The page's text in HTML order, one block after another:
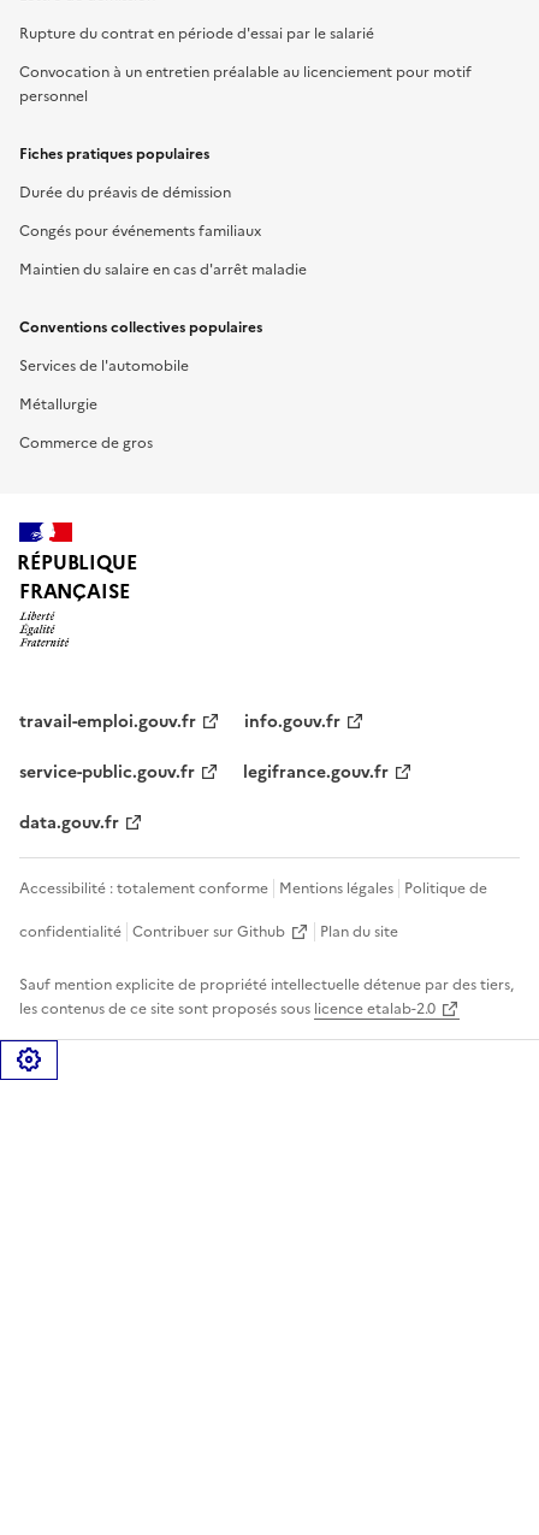
Rupture du contrat en période d'essai par le salarié
Convocation à un entretien préalable au licenciement pour motif
personnel
Fiches pratiques populaires
Durée du préavis de démission
Congés pour événements familiaux
Maintien du salaire en cas d'arrêt maladie
Conventions collectives populaires
Services de l'automobile
Métallurgie
Commerce de gros
RÉPUBLIQUE
FRANÇAISE
travail-emploi.gouv.fr
info.gouv.fr
service-public.gouv.fr
legifrance.gouv.fr
data.gouv.fr
Accessibilité : totalement conforme Mentions légales Politique de
confidentialité Contribuer sur Github Plan du site
Sauf mention explicite de propriété intellectuelle détenue par des tiers,
les contenus de ce site sont proposés sous licence etalab-2.0
Gérer les cookies